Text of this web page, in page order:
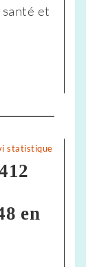
et
statistique
en